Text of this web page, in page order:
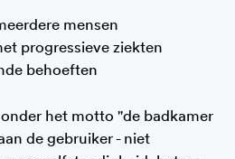
mensen
progressieve ziekten
behoeften
het motto "de badkamer
de gebruiker - niet